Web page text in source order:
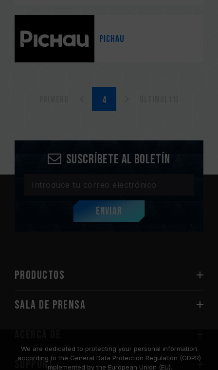
Pichau
Suscríbete al boletín
Enviar
PRODUCTOS
Sala de prensa
SUPPORT
We are dedicated to protecting your personal information
according to the General Data Protection Regulation (GDPR)
implemented by the European Union (EU).